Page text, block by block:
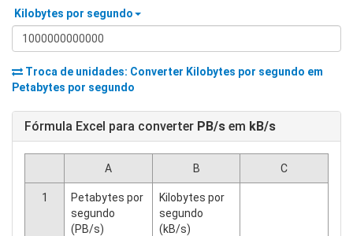
Kilobytes por segundo
Troca de unidades: Converter Kilobytes por segundo em
Petabytes por segundo
Fórmula Excel para converter PB/s em kB/s
A B C
1
Petabytes por
segundo
(PB/s)
Kilobytes por
segundo
(kB/s)